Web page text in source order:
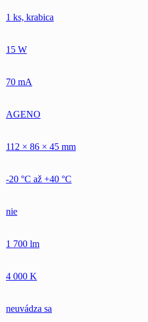
1 ks, krabica
15 W
70 mA
AGENO
112 × 86 × 45 mm
-20 °C až +40 °C
nie
1 700 lm
4 000 K
neuvádza sa